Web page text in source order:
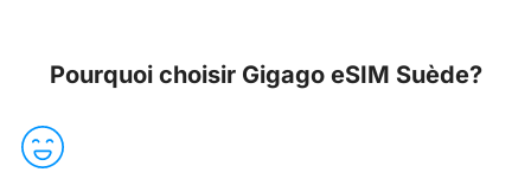
Pourquoi choisir Gigago eSIM Suède?